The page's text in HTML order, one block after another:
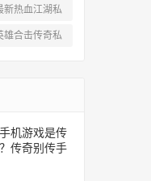
网
新热血江湖私
雄合击传奇私
机游戏是传
传奇别传手